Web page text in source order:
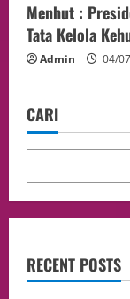
Menhut :
Tata Kelola
Admin 04/
CARI
RECENT POSTS